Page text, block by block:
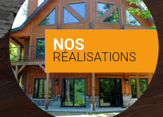
NOS
RÉALISATIONS